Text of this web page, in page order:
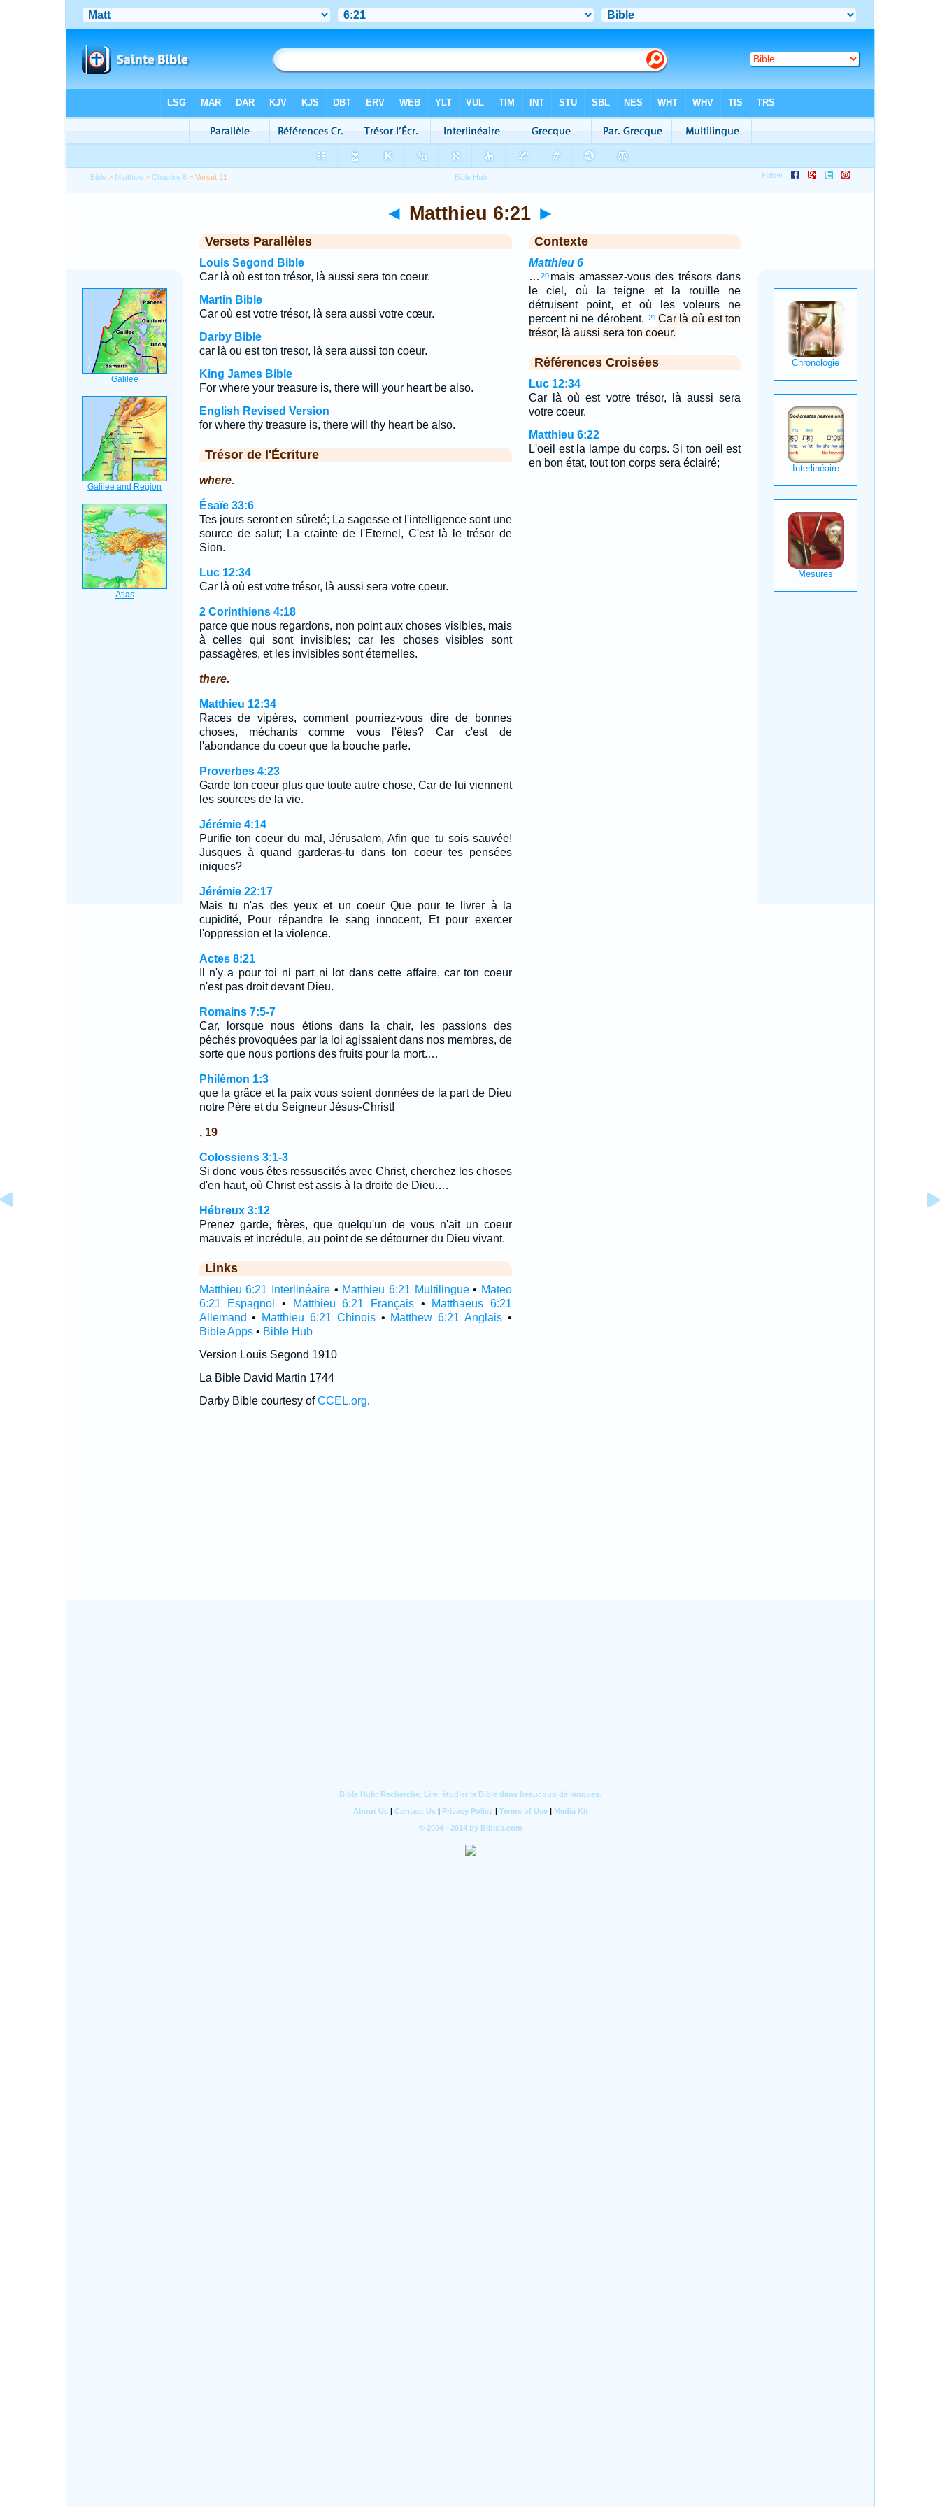
Bible > Matthieu >Chapitre 6 > Verset 21
◄ Matthieu 6:21 ►
Versets Parallèles
Louis Segond Bible
Car là où est ton trésor, là aussi sera ton coeur.
Martin Bible
Car où est votre trésor, là sera aussi votre cœur.
Darby Bible
car là ou est ton tresor, là sera aussi ton coeur.
King James Bible
For where your treasure is, there will your heart be also.
English Revised Version
for where thy treasure is, there will thy heart be also.
Trésor de l'Écriture
where.
Ésaïe 33:6
Tes jours seront en sûreté; La sagesse et l'intelligence sont une
source de salut; La crainte de l'Eternel, C'est là le trésor de
Sion.
Luc 12:34
Car là où est votre trésor, là aussi sera votre coeur.
2 Corinthiens 4:18
parce que nous regardons, non point aux choses visibles, mais
à celles qui sont invisibles; car les choses visibles sont
passagères, et les invisibles sont éternelles.
there.
Matthieu 12:34
Races de vipères, comment pourriez-vous dire de bonnes
choses, méchants comme vous l'êtes? Car c'est de
l'abondance du coeur que la bouche parle.
Proverbes 4:23
Garde ton coeur plus que toute autre chose, Car de lui viennent
les sources de la vie.
Jérémie 4:14
Purifie ton coeur du mal, Jérusalem, Afin que tu sois sauvée!
Jusques à quand garderas-tu dans ton coeur tes pensées
iniques?
Jérémie 22:17
Mais tu n'as des yeux et un coeur Que pour te livrer à la
cupidité, Pour répandre le sang innocent, Et pour exercer
l'oppression et la violence.
Actes 8:21
Il n'y a pour toi ni part ni lot dans cette affaire, car ton coeur
n'est pas droit devant Dieu.
Romains 7:5-7
Car, lorsque nous étions dans la chair, les passions des
péchés provoquées par la loi agissaient dans nos membres, de
sorte que nous portions des fruits pour la mort.…
Philémon 1:3
que la grâce et la paix vous soient données de la part de Dieu
notre Père et du Seigneur Jésus-Christ!
, 19
Colossiens 3:1-3
Si donc vous êtes ressuscités avec Christ, cherchez les choses
d'en haut, où Christ est assis à la droite de Dieu.…
Hébreux 3:12
Prenez garde, frères, que quelqu'un de vous n'ait un coeur
mauvais et incrédule, au point de se détourner du Dieu vivant.
Links
Matthieu 6:21 Interlinéaire• Matthieu 6:21 Multilingue• Mateo
6:21 Espagnol
• Matthieu 6:21 Français•
Matthaeus 6:21
Allemand • Matthieu 6:21 Chinois• Matthew 6:21 Anglais •
Bible Apps• Bible Hub
Version Louis Segond 1910
La Bible David Martin 1744
Darby Bible courtesy ofCCEL.org.
Contexte
Matthieu 6
… 20 mais amassez-vous des trésors dans
le ciel, où la teigne et la rouille ne
détruisent point, et où les voleurs ne
percent ni ne dérobent. 21 Car là où est ton
trésor, là aussi sera ton coeur.
Références Croisées
Luc 12:34
Car là où est votre trésor, là aussi sera
votre coeur.
Matthieu 6:22
L'oeil est la lampe du corps. Si ton oeil est
en bon état, tout ton corps sera éclairé;